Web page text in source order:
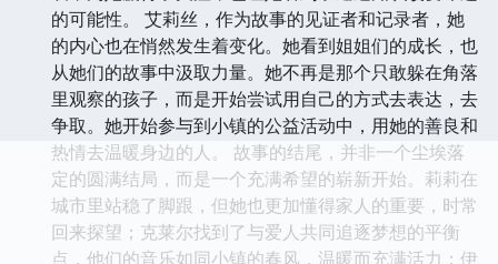
的可能性。 艾莉丝，作为故事的见证者和记录者，她
的内心也在悄然发生着变化。她看到姐姐们的成长，也
从她们的故事中汲取力量。她不再是那个只敢躲在角落
里观察的孩子，而是开始尝试用自己的方式去表达，去
争取。她开始参与到小镇的公益活动中，用她的善良和
热情去温暖身边的人。 故事的结尾，并非一个尘埃落
定的圆满结局，而是一个充满希望的崭新开始。莉莉在
城市里站稳了脚跟，但她也更加懂得家人的重要，时常
回来探望；克莱尔找到了与爱人共同追逐梦想的平衡
点，他们的音乐如同小镇的春风，温暖而充满活力；伊